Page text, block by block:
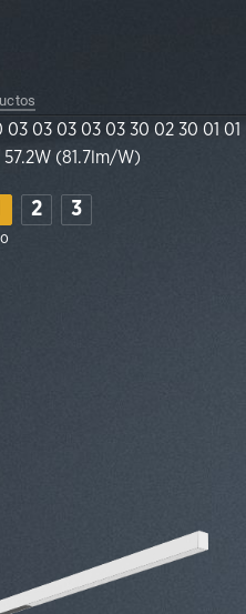
03 03 03 03 03 30 02 30 01 01
(81.7lm/W)
2 3